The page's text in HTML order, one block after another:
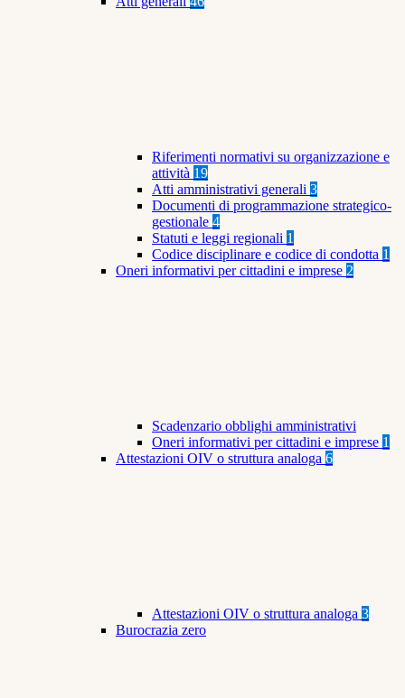
Riferimenti normativi su organizzazione e
attività 19
Atti amministrativi generali 3
Documenti di programmazione strategico-
gestionale 4
Statuti e leggi regionali 1
Codice disciplinare e codice di condotta 1
Oneri informativi per cittadini e imprese 2
Scadenzario obblighi amministrativi
Oneri informativi per cittadini e imprese 1
Attestazioni OIV o struttura analoga 6
Attestazioni OIV o struttura analoga 3
Burocrazia zero